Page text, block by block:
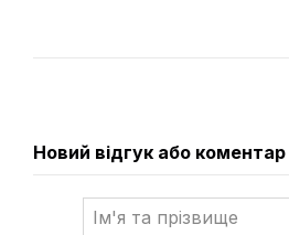
Вихідні характеристики
Номінальна потужність
Новий відгук або коментар